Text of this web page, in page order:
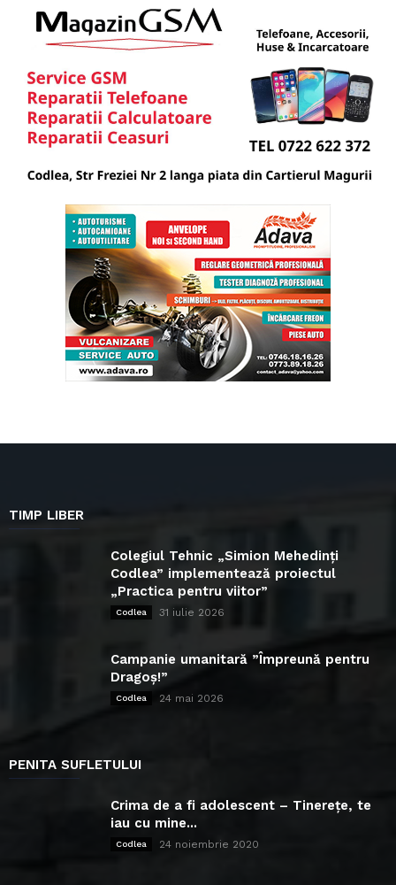
TIMP LIBER
Colegiul Tehnic „Simion Mehedinți
Codlea” implementează proiectul
„Practica pentru viitor”
Codlea 31 iulie 2026
Campanie umanitară ”Împreună pentru
Dragoș!”
Codlea 24 mai 2026
PENITA SUFLETULUI
Crima de a fi adolescent – Tinerețe, te
iau cu mine...
Codlea 24 noiembrie 2020